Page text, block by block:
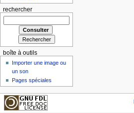
rechercher
boîte à outils
Importer une image ou
un son
Pages spéciales